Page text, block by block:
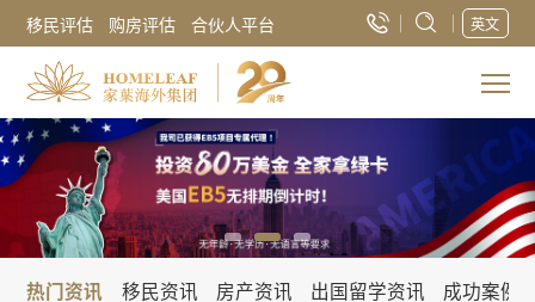
移民评估 购房评估 合伙人平台 英文
热门资讯 移民资讯 房产资讯 出国留学资讯 成功案例